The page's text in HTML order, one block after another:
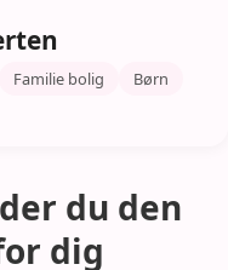
Familie bolig
Børn
du den
dig